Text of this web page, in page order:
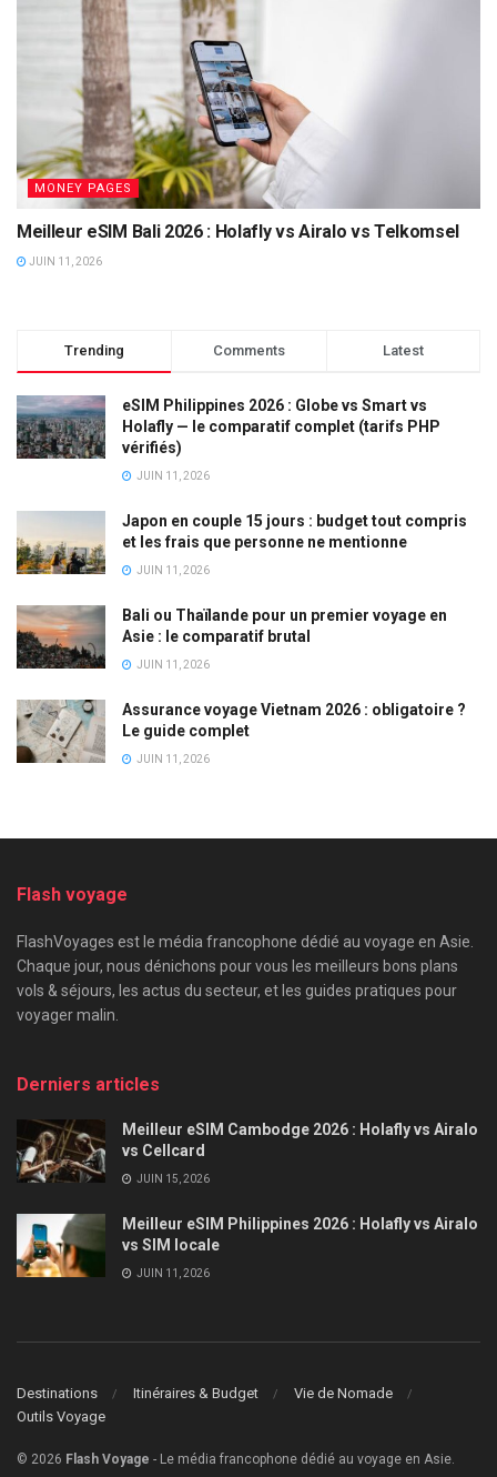
MONEY PAGES
Meilleur eSIM Bali 2026 : Holafly vs Airalo vs Telkomsel
JUIN 11, 2026
Trending Comments Latest
eSIM Philippines 2026 : Globe vs Smart vs
Holafly — le comparatif complet (tarifs PHP
vérifiés)
JUIN 11, 2026
Japon en couple 15 jours : budget tout compris
et les frais que personne ne mentionne
JUIN 11, 2026
Bali ou Thaïlande pour un premier voyage en
Asie : le comparatif brutal
JUIN 11, 2026
Assurance voyage Vietnam 2026 : obligatoire ?
Le guide complet
JUIN 11, 2026
Flash voyage
FlashVoyages est le média francophone dédié au voyage en Asie.
Chaque jour, nous dénichons pour vous les meilleurs bons plans
vols & séjours, les actus du secteur, et les guides pratiques pour
voyager malin.
Derniers articles
Meilleur eSIM Cambodge 2026 : Holafly vs Airalo
vs Cellcard
JUIN 15, 2026
Meilleur eSIM Philippines 2026 : Holafly vs Airalo
vs SIM locale
JUIN 11, 2026
Destinations Itinéraires & Budget
Vie de Nomade
Outils Voyage
© 2026 Flash Voyage - Le média francophone dédié au voyage en Asie.